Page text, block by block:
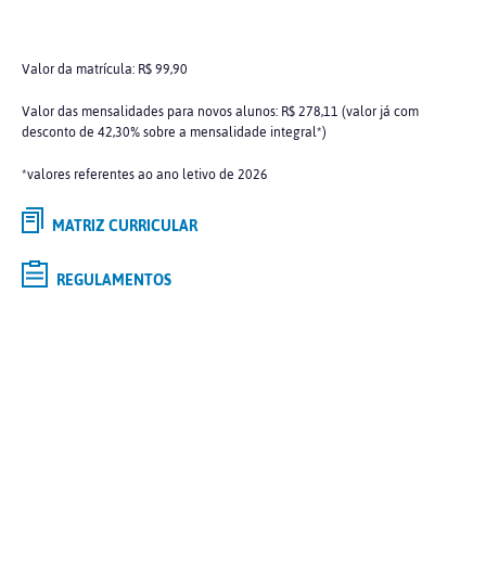
Valor da matrícula: R$ 99,90
Valor das mensalidades para novos alunos: R$ 278,11 (valor já com
desconto de 42,30% sobre a mensalidade integral*)
*valores referentes ao ano letivo de 2026
MATRIZ CURRICULAR
REGULAMENTOS